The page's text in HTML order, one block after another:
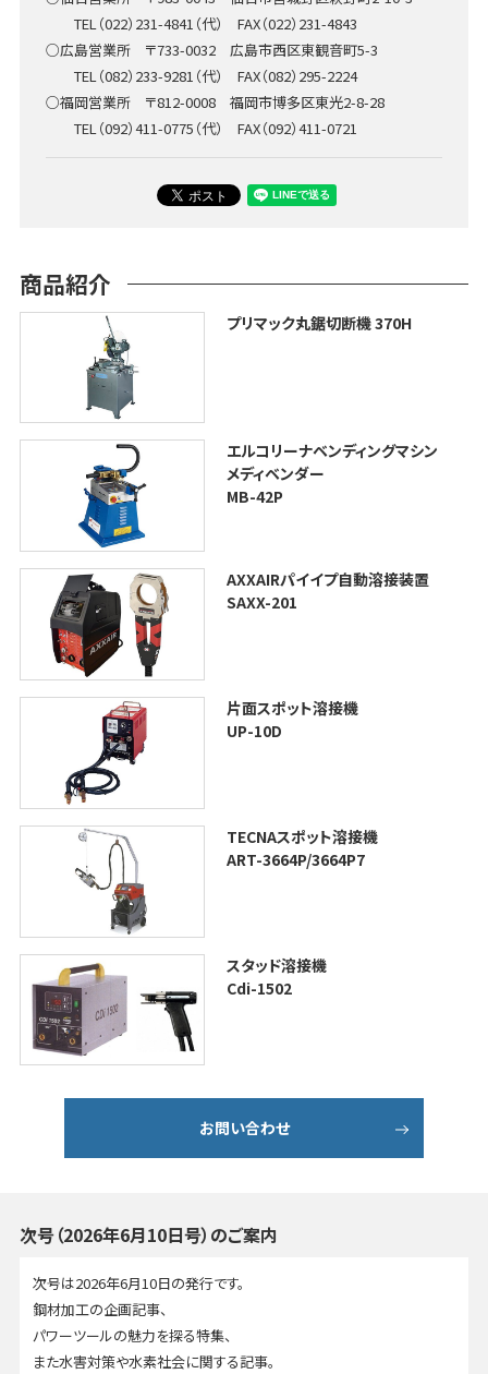
TEL（022）231-4841（代） FAX（022）231-4843
○広島営業所 〒733-0032 広島市西区東観音町5-3
TEL（082）233-9281（代） FAX（082）295-2224
○福岡営業所 〒812-0008 福岡市博多区東光2-8-28
TEL（092）411-0775（代） FAX（092）411-0721
商品紹介
プリマック丸鋸切断機 370H
エルコリーナベンディングマシン
メディベンダー
MB-42P
AXXAIRパイイプ自動溶接装置
SAXX-201
片面スポット溶接機
UP-10D
TECNAスポット溶接機
ART-3664P/3664P7
スタッド溶接機
Cdi-1502
お問い合わせ
次号（2026年6月10日号）のご案内
次号は2026年6月10日の発行です。
鋼材加工の企画記事、
パワーツールの魅力を探る特集、
また水害対策や水素社会に関する記事。